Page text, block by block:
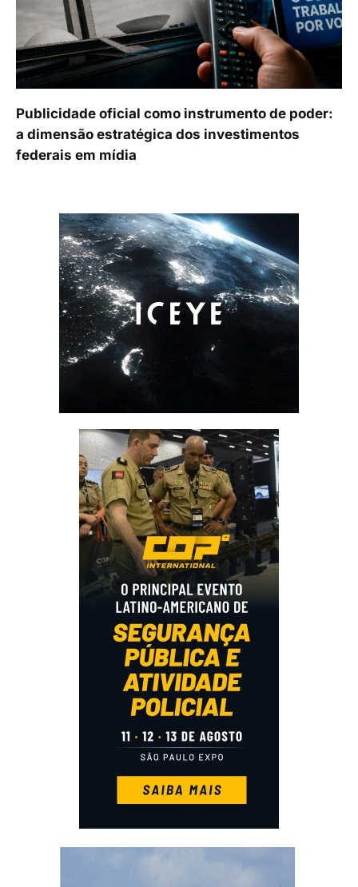
Publicidade oficial como instrumento de poder:
a dimensão estratégica dos investimentos
federais em mídia